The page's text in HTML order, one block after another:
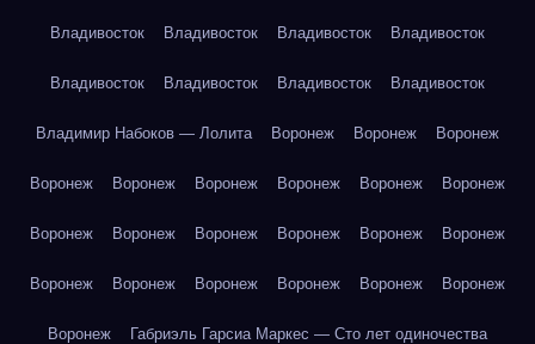
Владивосток Владивосток Владивосток Владивосток
Владивосток Владивосток Владивосток Владивосток
Владимир Набоков — Лолита Воронеж Воронеж Воронеж
Воронеж Воронеж Воронеж Воронеж Воронеж Воронеж
Воронеж Воронеж Воронеж Воронеж Воронеж Воронеж
Воронеж Воронеж Воронеж Воронеж Воронеж Воронеж
Воронеж Габриэль Гарсиа Маркес — Сто лет одиночества